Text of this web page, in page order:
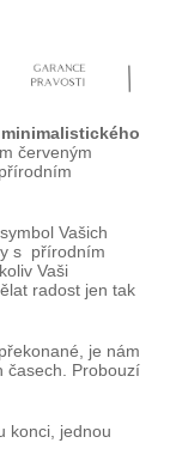
červeným
Vašich
s přírodním
Vaši
radost jen tak
je nám
časech. Probouzí
konci, jednou